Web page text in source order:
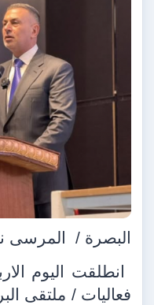
البصرة /
المرسى
انطلقت اليوم
فعاليات / ملتقى